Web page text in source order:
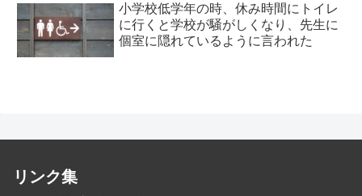
小学校低学年の時、休み時間にトイレ
に行くと学校が騒がしくなり、先生に
個室に隠れているように言われた
リンク集